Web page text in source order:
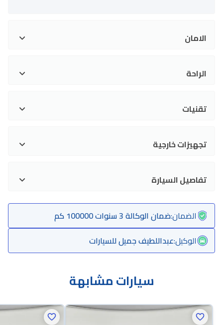
الامان
الراحة
تقنيات
تجهيزات خارجية
تفاصيل السيارة
الضمان:ضمان الوكالة 3 سنوات 100000 كم
الوكيل:عبداللطيف جميل للسيارات
سيارات مشابهة